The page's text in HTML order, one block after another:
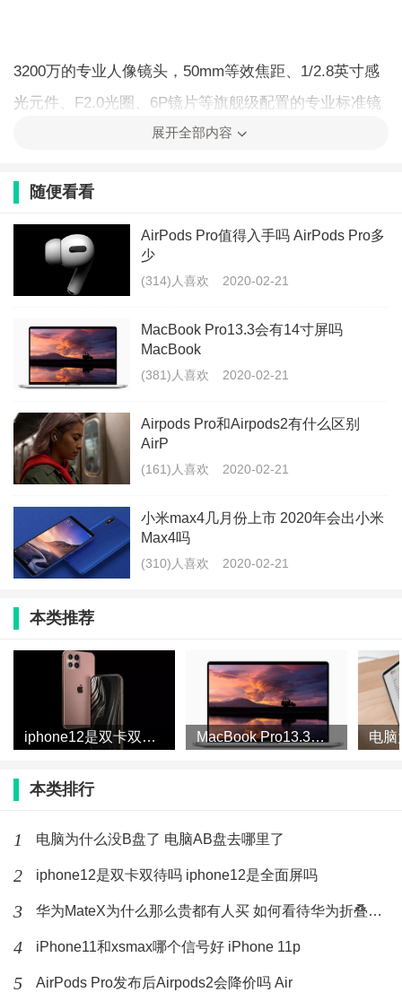
3200万的专业人像镜头，50mm等效焦距、1/2.8英寸感
光元件、F2.0光圈、6P镜片等旗舰级配置的专业标准镜
头，自然给我们更清晰的拍照能力体验，更符合我们对
1300万的5倍潜望式镜头，基于10倍混合变焦、60倍数
码变焦，并且这款手机还支持可等效全画幅单反的中长
下，60倍数码变焦的表现：
800万的广角镜头，你可以看的到的视野变化，我们可以
看到，在这款手机中，使用了112°广角拍摄镜头，通过
Vivo手机的背景和技术实力Vivo手机手机× 1999年10月
份是我国第一批做智能数码影响吧，制造厂商拥有产
线，只有工厂只有专利上完，并且销售网络遍及全球是
目前全球第四大手机品牌
了一般厂家难以做到的成就，率先推出了眼部虹膜识别
和精准球状晶体追踪！可以把风险降到0
虽然支持此技术的app还不多，但是毫无疑问，这是一个
下一代产品必须要具备的素质！
标签： 拍照
展开全部内容
随便看看
AirPods Pro值得入手吗 AirPods Pro多
少
(314)人喜欢 2020-02-21
MacBook Pro13.3会有14寸屏吗
MacBook
(381)人喜欢 2020-02-21
Airpods Pro和Airpods2有什么区别
AirP
(161)人喜欢 2020-02-21
小米max4几月份上市 2020年会出小米
Max4吗
(310)人喜欢 2020-02-21
本类推荐
iphone12是双卡双待吗 iphone12是全面屏吗 MacBook Pro13.3会有14寸屏吗 MacBook
本类排行
1 电脑为什么没B盘了 电脑AB盘去哪里了
2 iphone12是双卡双待吗 iphone12是全面屏吗
3 华为MateX为什么那么贵都有人买 如何看待华为折叠屏手机被
4 iPhone11和xsmax哪个信号好 iPhone 11p
5 AirPods Pro发布后Airpods2会降价吗 Air